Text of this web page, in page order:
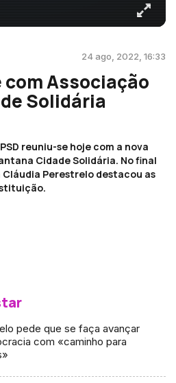
24 ago, 2022, 16:33
com Associação
Solidária
reuniu-se hoje com a nova
Cidade Solidária. No final
Perestrelo destacou as
pede que se faça avançar
com «caminho para